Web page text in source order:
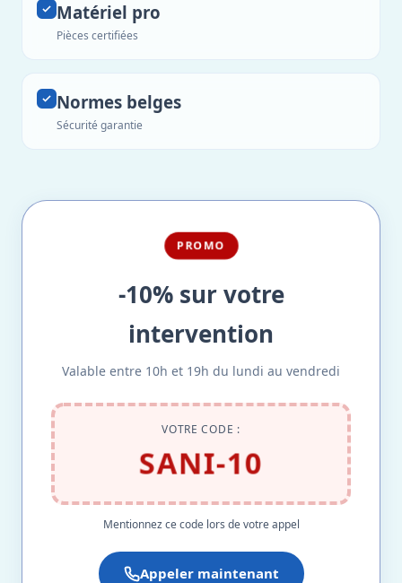
Matériel pro
Pièces certifiées
Normes belges
Sécurité garantie
PROMO
-10% sur votre
intervention
Valable entre 10h et 19h du lundi au vendredi
VOTRE CODE :
SANI-10
Mentionnez ce code lors de votre appel
Appeler maintenant